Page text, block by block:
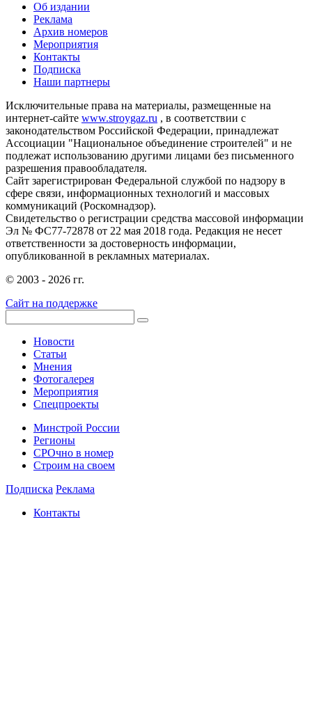
Об издании
Реклама
Архив номеров
Мероприятия
Контакты
Подписка
Наши партнеры
Исключительные права на материалы, размещенные на
интернет-сайте www.stroygaz.ru , в соответствии с
законодательством Российской Федерации, принадлежат
Ассоциации "Национальное объединение строителей" и не
подлежат использованию другими лицами без письменного
разрешения правообладателя.
Сайт зарегистрирован Федеральной службой по надзору в
сфере связи, информационных технологий и массовых
коммуникаций (Роскомнадзор).
Свидетельство о регистрации средства массовой информации
Эл № ФС77-72878 от 22 мая 2018 года. Редакция не несет
ответственности за достоверность информации,
опубликованной в рекламных материалах.
© 2003 - 2026 гг.
Сайт на поддержке
Новости
Статьи
Мнения
Фотогалерея
Мероприятия
Спецпроекты
Минстрой России
Регионы
СРОчно в номер
Строим на своем
Подписка Реклама
Контакты